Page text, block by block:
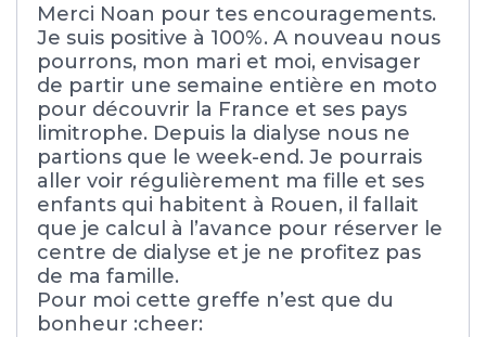
Merci Noan pour tes encouragements.
Je suis positive à 100%. A nouveau nous
pourrons, mon mari et moi, envisager
de partir une semaine entière en moto
pour découvrir la France et ses pays
limitrophe. Depuis la dialyse nous ne
partions que le week-end. Je pourrais
aller voir régulièrement ma fille et ses
enfants qui habitent à Rouen, il fallait
que je calcul à l’avance pour réserver le
centre de dialyse et je ne profitez pas
de ma famille.
Pour moi cette greffe n’est que du
bonheur :cheer: